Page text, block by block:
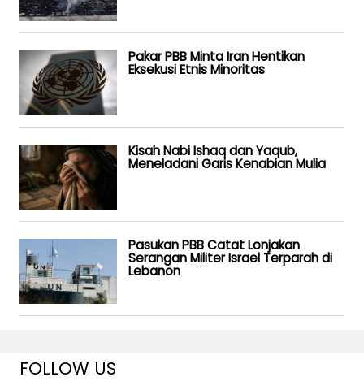
Pakar PBB Minta Iran Hentikan
Eksekusi Etnis Minoritas
Kisah Nabi Ishaq dan Yaqub,
Meneladani Garis Kenabian Mulia
Pasukan PBB Catat Lonjakan
Serangan Militer Israel Terparah di
Lebanon
FOLLOW US